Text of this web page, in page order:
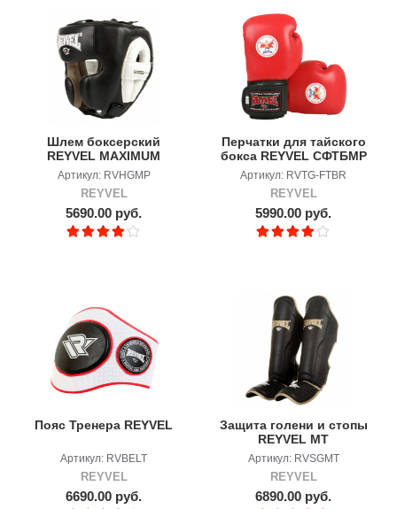
Шлем боксерский
REYVEL MAXIMUM
PROTECTION
Артикул: RVHGMP
REYVEL
5690.00 руб.
Перчатки для тайского
бокса REYVEL СФТБМР
Артикул: RVTG-FTBR
REYVEL
5990.00 руб.
Пояс Тренера REYVEL
Артикул: RVBELT
REYVEL
6690.00 руб.
Защита голени и стопы
REYVEL MT
Артикул: RVSGMT
REYVEL
6890.00 руб.